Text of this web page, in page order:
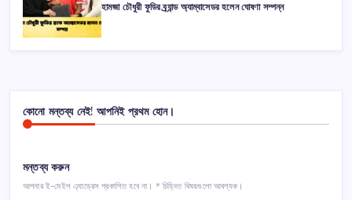
হামজা চৌধুরী ফুডির ব্র্যান্ড অ্যাম্বাসেডর হলেন ঘোষণা সম্পন্ন
কোনো মন্তব্য নেই! আপনিই প্রথম হোন।
মন্তব্য করুন
আপনার ই-মেইল এ্যাড্রেস প্রকাশিত হবে না। * চিহ্নিত বিষয়গুলো আবশ্যক।